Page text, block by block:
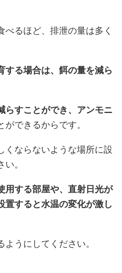
べるほど、排泄の量は多く
する場合は、餌の量を減ら
らすことができ、アンモニ
ができるからです。
くならないような場所に設
。
用する部屋や、直射日光が
置すると水温の変化が激し
うにしてください。